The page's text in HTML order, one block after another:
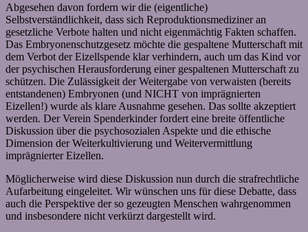
Abgesehen davon fordern wir die (eigentliche)
Selbstverständlichkeit, dass sich Reproduktionsmediziner an
gesetzliche Verbote halten und nicht eigenmächtig Fakten schaffen.
Das Embryonenschutzgesetz möchte die gespaltene Mutterschaft mit
dem Verbot der Eizellspende klar verhindern, auch um das Kind vor
der psychischen Herausforderung einer gespaltenen Mutterschaft zu
schützen. Die Zulässigkeit der Weitergabe von verwaisten (bereits
entstandenen) Embryonen (und NICHT von imprägnierten
Eizellen!) wurde als klare Ausnahme gesehen. Das sollte akzeptiert
werden. Der Verein Spenderkinder fordert eine breite öffentliche
Diskussion über die psychosozialen Aspekte und die ethische
Dimension der Weiterkultivierung und Weitervermittlung
imprägnierter Eizellen.
Möglicherweise wird diese Diskussion nun durch die strafrechtliche
Aufarbeitung eingeleitet. Wir wünschen uns für diese Debatte, dass
auch die Perspektive der so gezeugten Menschen wahrgenommen
und insbesondere nicht verkürzt dargestellt wird.